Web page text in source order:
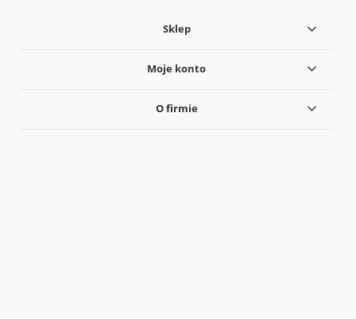
Sklep
Moje konto
O firmie